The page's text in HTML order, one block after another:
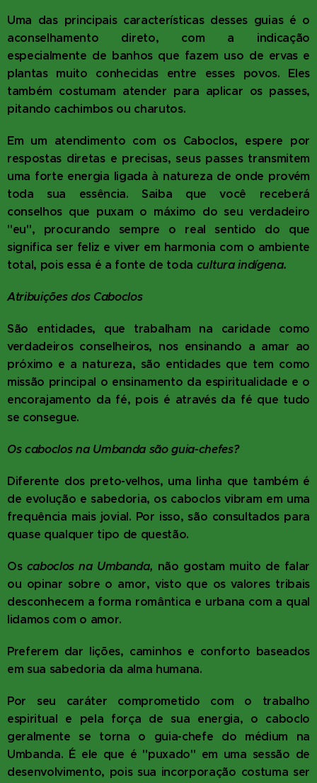
Uma das principais características desses guias é o
aconselhamento direto, com a indicação
especialmente de banhos que fazem uso de ervas e
plantas muito conhecidas entre esses povos. Eles
também costumam atender para aplicar os passes,
pitando cachimbos ou charutos.
Em um atendimento com os Caboclos, espere por
respostas diretas e precisas, seus passes transmitem
uma forte energia ligada à natureza de onde provém
toda sua essência. Saiba que você receberá
conselhos que puxam o máximo do seu verdadeiro
"eu", procurando sempre o real sentido do que
significa ser feliz e viver em harmonia com o ambiente
total, pois essa é a fonte de toda cultura indígena.
Atribuições dos Caboclos
São entidades, que trabalham na caridade como
verdadeiros conselheiros, nos ensinando a amar ao
próximo e a natureza, são entidades que tem como
missão principal o ensinamento da espiritualidade e o
encorajamento da fé, pois é através da fé que tudo
se consegue.
Os caboclos na Umbanda são guia-chefes?
Diferente dos preto-velhos, uma linha que também é
de evolução e sabedoria, os caboclos vibram em uma
frequência mais jovial. Por isso, são consultados para
quase qualquer tipo de questão.
Os caboclos na Umbanda, não gostam muito de falar
ou opinar sobre o amor, visto que os valores tribais
desconhecem a forma romântica e urbana com a qual
lidamos com o amor.
Preferem dar lições, caminhos e conforto baseados
em sua sabedoria da alma humana.
Por seu caráter comprometido com o trabalho
espiritual e pela força de sua energia, o caboclo
geralmente se torna o guia-chefe do médium na
Umbanda. É ele que é "puxado" em uma sessão de
desenvolvimento, pois sua incorporação costuma ser